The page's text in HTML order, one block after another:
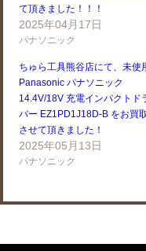
て頂きました！！！
2025年04月17日
パナソニック
ちゅら工具熊谷店にて、未使
Panasonic パナソニック
14.4V/18V 充電インパクトド
バー EZ1PD1J18D-B をお買
させて頂きました！
2025年05月13日
パナソニック